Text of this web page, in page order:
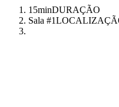
15minDURAÇÃO
Sala #1